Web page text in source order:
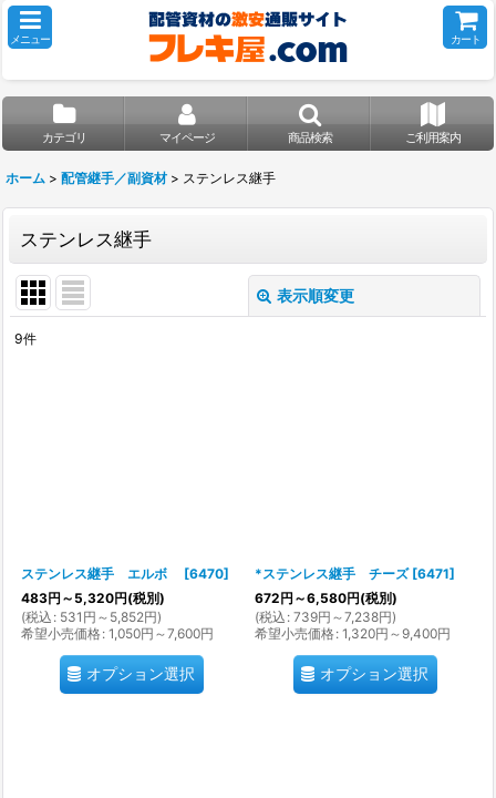
メニュー カート
カテゴリ マイページ 商品検索 ご利用案内
ホーム > 配管継手／副資材 > ステンレス継手
ステンレス継手
表示順変更
9件
ステンレス継手 エルボ [6470]
483円 ～5,320円(税別)
(税込 : 531 円 ～5,852円)
希望小売価格: 1,050円 ～7,600円
オプション選択
*ステンレス継手 チーズ [6471]
672円 ～6,580円(税別)
(税込 : 739円 ～7,238円)
希望小売価格: 1,320円 ～9,400円
オプション選択